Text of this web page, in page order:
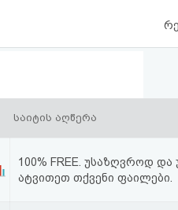
საიტის აღწერა
100% FREE. უსაზღვროდ და
ატვითეთ თქვენი ფაილები.